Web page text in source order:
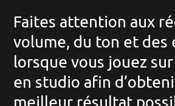
Faites attention aux
volume, du ton et des
lorsque vous jouez
en studio afin
meilleur résultat